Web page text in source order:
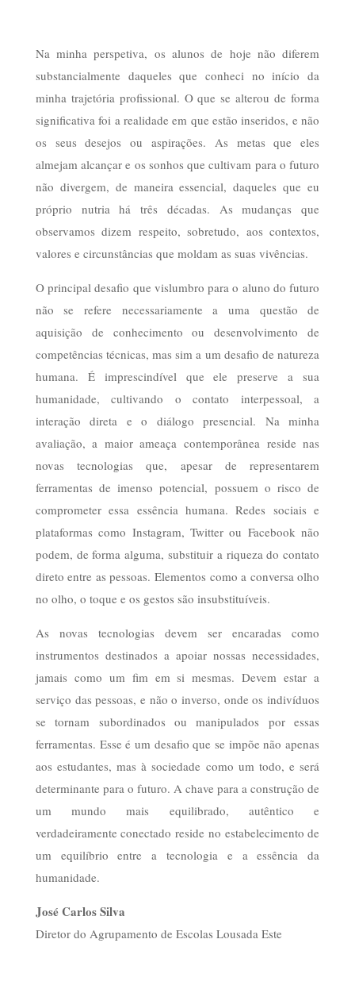
Na minha perspetiva, os alunos de hoje não diferem
substancialmente daqueles que conheci no início da
minha trajetória profissional. O que se alterou de forma
significativa foi a realidade em que estão inseridos, e não
os seus desejos ou aspirações. As metas que eles
almejam alcançar e os sonhos que cultivam para o futuro
não divergem, de maneira essencial, daqueles que eu
próprio nutria há três décadas. As mudanças que
observamos dizem respeito, sobretudo, aos contextos,
valores e circunstâncias que moldam as suas vivências.
O principal desafio que vislumbro para o aluno do futuro
não se refere necessariamente a uma questão de
aquisição de conhecimento ou desenvolvimento de
competências técnicas, mas sim a um desafio de natureza
humana. É imprescindível que ele preserve a sua
humanidade, cultivando o contato interpessoal, a
interação direta e o diálogo presencial. Na minha
avaliação, a maior ameaça contemporânea reside nas
novas tecnologias que, apesar de representarem
ferramentas de imenso potencial, possuem o risco de
comprometer essa essência humana. Redes sociais e
plataformas como Instagram, Twitter ou Facebook não
podem, de forma alguma, substituir a riqueza do contato
direto entre as pessoas. Elementos como a conversa olho
no olho, o toque e os gestos são insubstituíveis.
As novas tecnologias devem ser encaradas como
instrumentos destinados a apoiar nossas necessidades,
jamais como um fim em si mesmas. Devem estar a
serviço das pessoas, e não o inverso, onde os indivíduos
se tornam subordinados ou manipulados por essas
ferramentas. Esse é um desafio que se impõe não apenas
aos estudantes, mas à sociedade como um todo, e será
determinante para o futuro. A chave para a construção de
um mundo mais equilibrado, autêntico e
verdadeiramente conectado reside no estabelecimento de
um equilíbrio entre a tecnologia e a essência da
humanidade.
José Carlos Silva
Diretor do Agrupamento de Escolas Lousada Este